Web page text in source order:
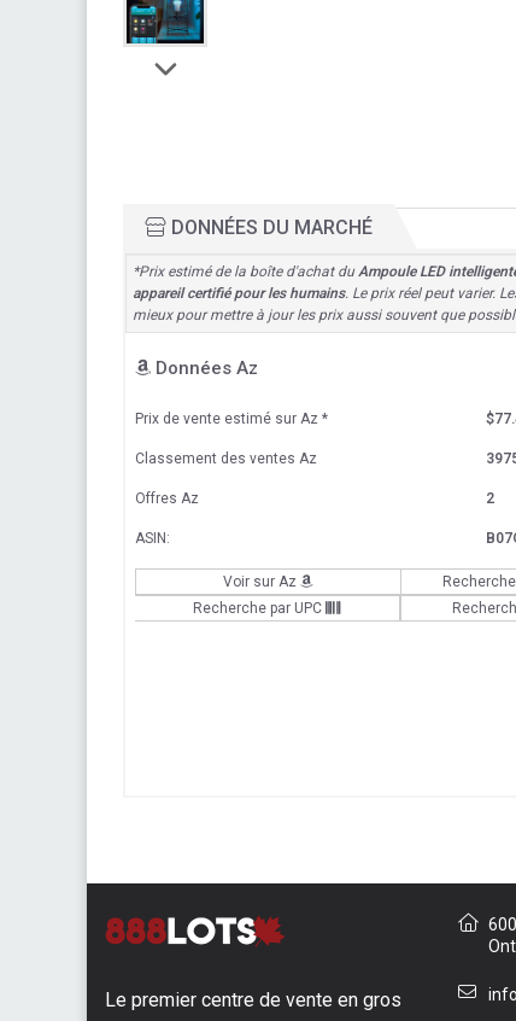
DONNÉES DU MARCHÉ
*Prix estimé de la boîte d'achat duAmpoule LED
appareil certifié pour les humains. Le prix réel peut varier.
mieux pour mettre à jour les prix aussi souvent que
Données Az
Prix de vente estimé sur Az *
Classement des ventes Az
Offres Az 2
ASIN:
Voir sur Az
Recherche par UPC
Le premier centre de vente en gros